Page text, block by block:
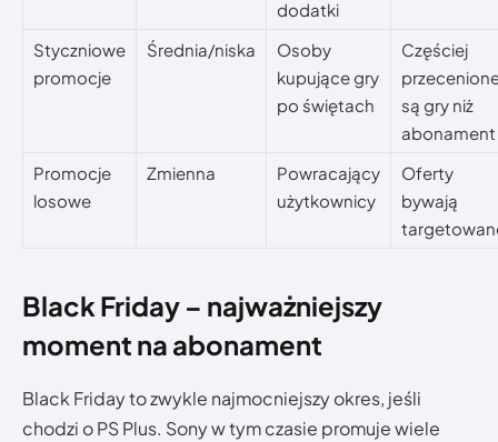
dodatki
Styczniowe
promocje
Średnia/niska
Osoby
kupujące gry
po świętach
Częściej
są gry niż
abonament
Promocje
losowe
Zmienna
Powracający
użytkownicy
Oferty
bywają
Black Friday – najważniejszy
moment na abonament
Black Friday to zwykle najmocniejszy okres, jeśli
chodzi o PS Plus. Sony w tym czasie promuje wiele